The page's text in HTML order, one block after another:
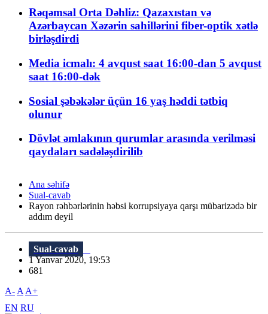
Rəqəmsal Orta Dəhliz: Qazaxıstan və
Azərbaycan Xəzərin sahillərini fiber-optik xətlə
birləşdirdi
Media icmalı: 4 avqust saat 16:00-dan 5 avqust
saat 16:00-dək
Sosial şəbəkələr üçün 16 yaş həddi tətbiq
olunur
Dövlət əmlakının qurumlar arasında verilməsi
qaydaları sadələşdirilib
Ana səhifə
Sual-cavab
Rayon rəhbərlərinin həbsi korrupsiyaya qarşı mübarizədə bir
addım deyil
Sual-cavab
1 Yanvar 2020, 19:53
681
A- A A+
EN RU